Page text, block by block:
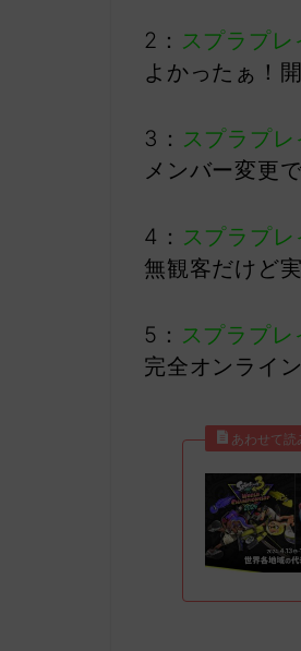
2： スプラプ
よかったぁ！
3： スプラプ
メンバー変更
4： スプラプ
無観客だけど
5： スプラプ
完全オンライ